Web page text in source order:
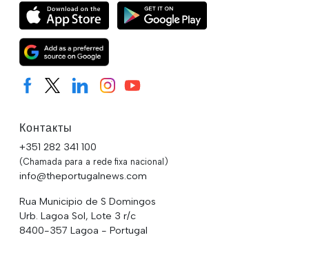
Контакты
+351 282 341 100
(Chamada para a rede fixa nacional)
info@theportugalnews.com
Rua Municipio de S Domingos
Urb. Lagoa Sol, Lote 3 r/c
8400-357 Lagoa - Portugal